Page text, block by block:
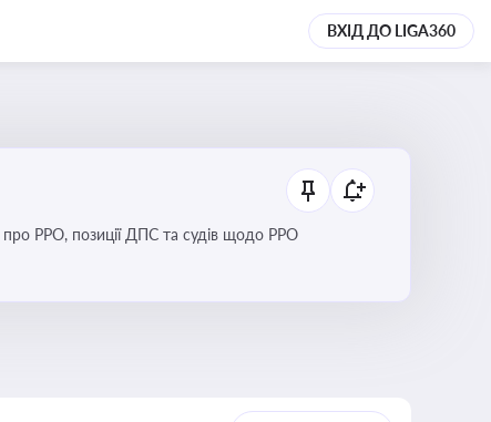
ВХІД ДО LIGA360
Новини та зміни щодо використання реєстраторів розрахункових операцій, аналіз законодавства про РРО, позиції ДПС та судів щодо РРО